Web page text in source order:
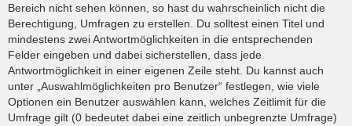
Bereich nicht sehen können, so hast du wahrscheinlich nicht die
Berechtigung, Umfragen zu erstellen. Du solltest einen Titel und
mindestens zwei Antwortmöglichkeiten in die entsprechenden
Felder eingeben und dabei sicherstellen, dass jede
Antwortmöglichkeit in einer eigenen Zeile steht. Du kannst auch
unter „Auswahlmöglichkeiten pro Benutzer“ festlegen, wie viele
Optionen ein Benutzer auswählen kann, welches Zeitlimit für die
Umfrage gilt (0 bedeutet dabei eine zeitlich unbegrenzte Umfrage)